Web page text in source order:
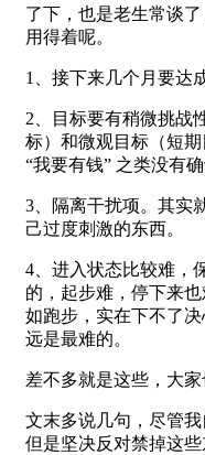
了下，也是老生常谈
用得着呢。
1、接下来几个月要达
2、目标要有稍微挑战
标）和微观目标（短
“我要有钱” 之类没有
3、隔离干扰项。其实
己过度刺激的东西。
4、进入状态比较难，
的，起步难，停下来
如跑步，实在下不了
远是最难的。
差不多就是这些，大家
文末多说几句，尽管
但是坚决反对禁掉这